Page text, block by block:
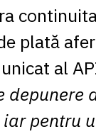
plată
al
pentru